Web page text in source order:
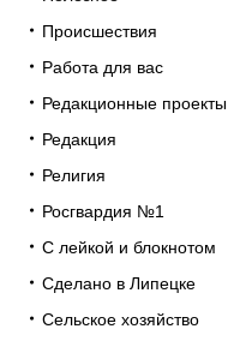
Происшествия
Работа для вас
Редакционные проекты
Редакция
Религия
Росгвардия №1
С лейкой и блокнотом
Сделано в Липецке
Сельское хозяйство